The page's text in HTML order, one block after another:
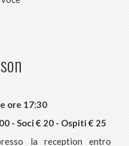
ore 17:30
- Soci € 20 - Ospiti € 25
la reception entro